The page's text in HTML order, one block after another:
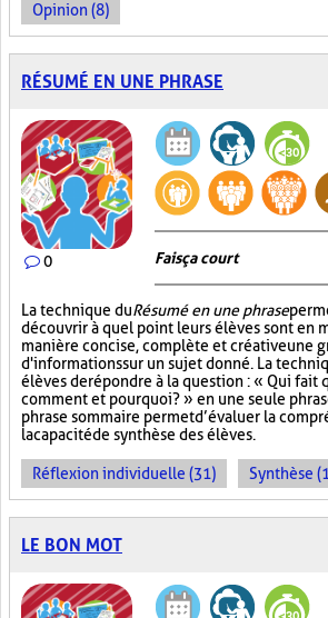
Opinion (8)
RÉSUMÉ EN UNE PHRASE
0 Fais ça court
La technique duRésumé en une phrase
découvrir à quel point leurs élèves sont en
manière concise, complète et créative une
d'informations sur un sujet donné. La
élèves de répondre à la question : « Qui fait
comment et pourquoi? » en une seule
phrase sommaire permet d’évaluer la
la capacité de synthèse des élèves.
Réflexion individuelle (31) Synthèse
LE BON MOT